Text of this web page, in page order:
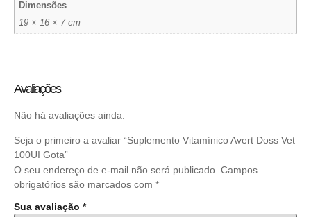
Dimensões
19 × 16 × 7 cm
Avaliações
Não há avaliações ainda.
Seja o primeiro a avaliar “Suplemento Vitamínico Avert Doss Vet
100UI Gota”
O seu endereço de e-mail não será publicado. Campos
obrigatórios são marcados com *
Sua avaliação *